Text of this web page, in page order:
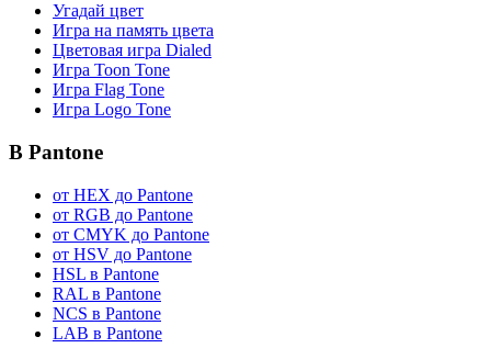
Угадай цвет
Игра на память цвета
Цветовая игра Dialed
Игра Toon Tone
Игра Flag Tone
Игра Logo Tone
В Pantone
от HEX до Pantone
от RGB до Pantone
от CMYK до Pantone
от HSV до Pantone
HSL в Pantone
RAL в Pantone
NCS в Pantone
LAB в Pantone